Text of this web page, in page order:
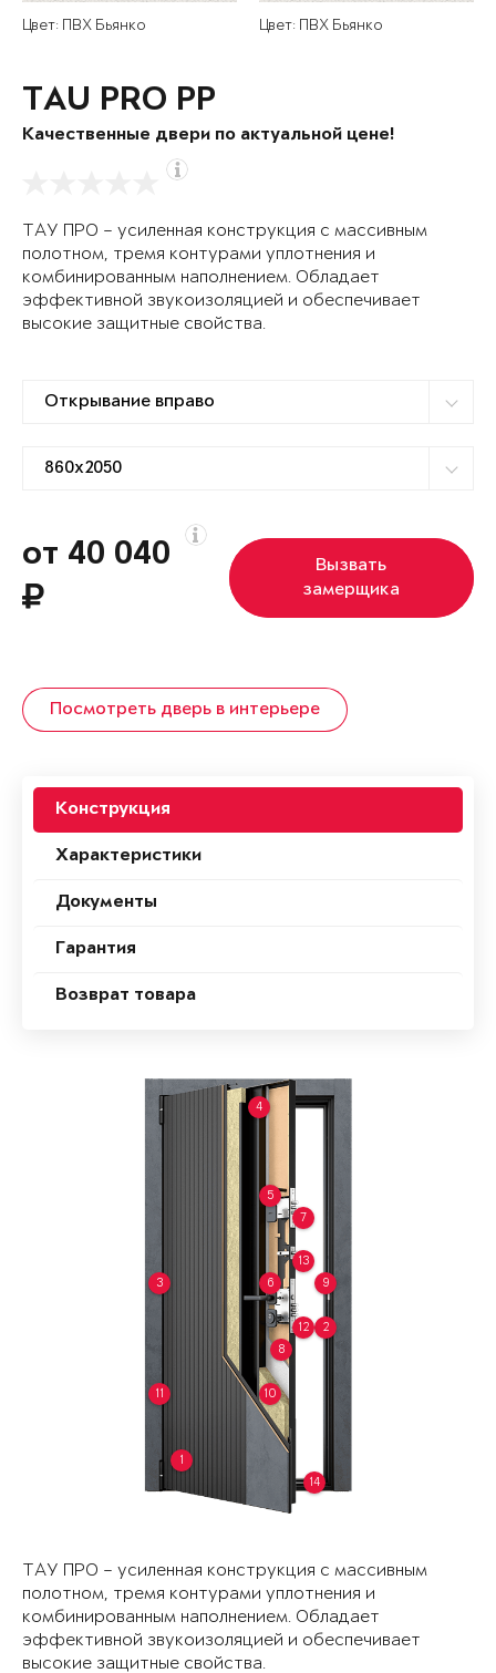
Цвет: ПВХ Бьянко Цвет: ПВХ Бьянко
TAU PRO PP
Качественные двери по актуальной цене!
ТАУ ПРО – усиленная конструкция с массивным
полотном, тремя контурами уплотнения и
комбинированным наполнением. Обладает
эффективной звукоизоляцией и обеспечивает
высокие защитные свойства.
от 40 040
Вызвать
замерщика
Посмотреть дверь в интерьере
Конструкция
Характеристики
Документы
Гарантия
Возврат товара
1
2
3
4
5
6
7
8
9
10
11
12
13
14
ТАУ ПРО – усиленная конструкция с массивным
полотном, тремя контурами уплотнения и
комбинированным наполнением. Обладает
эффективной звукоизоляцией и обеспечивает
высокие защитные свойства.